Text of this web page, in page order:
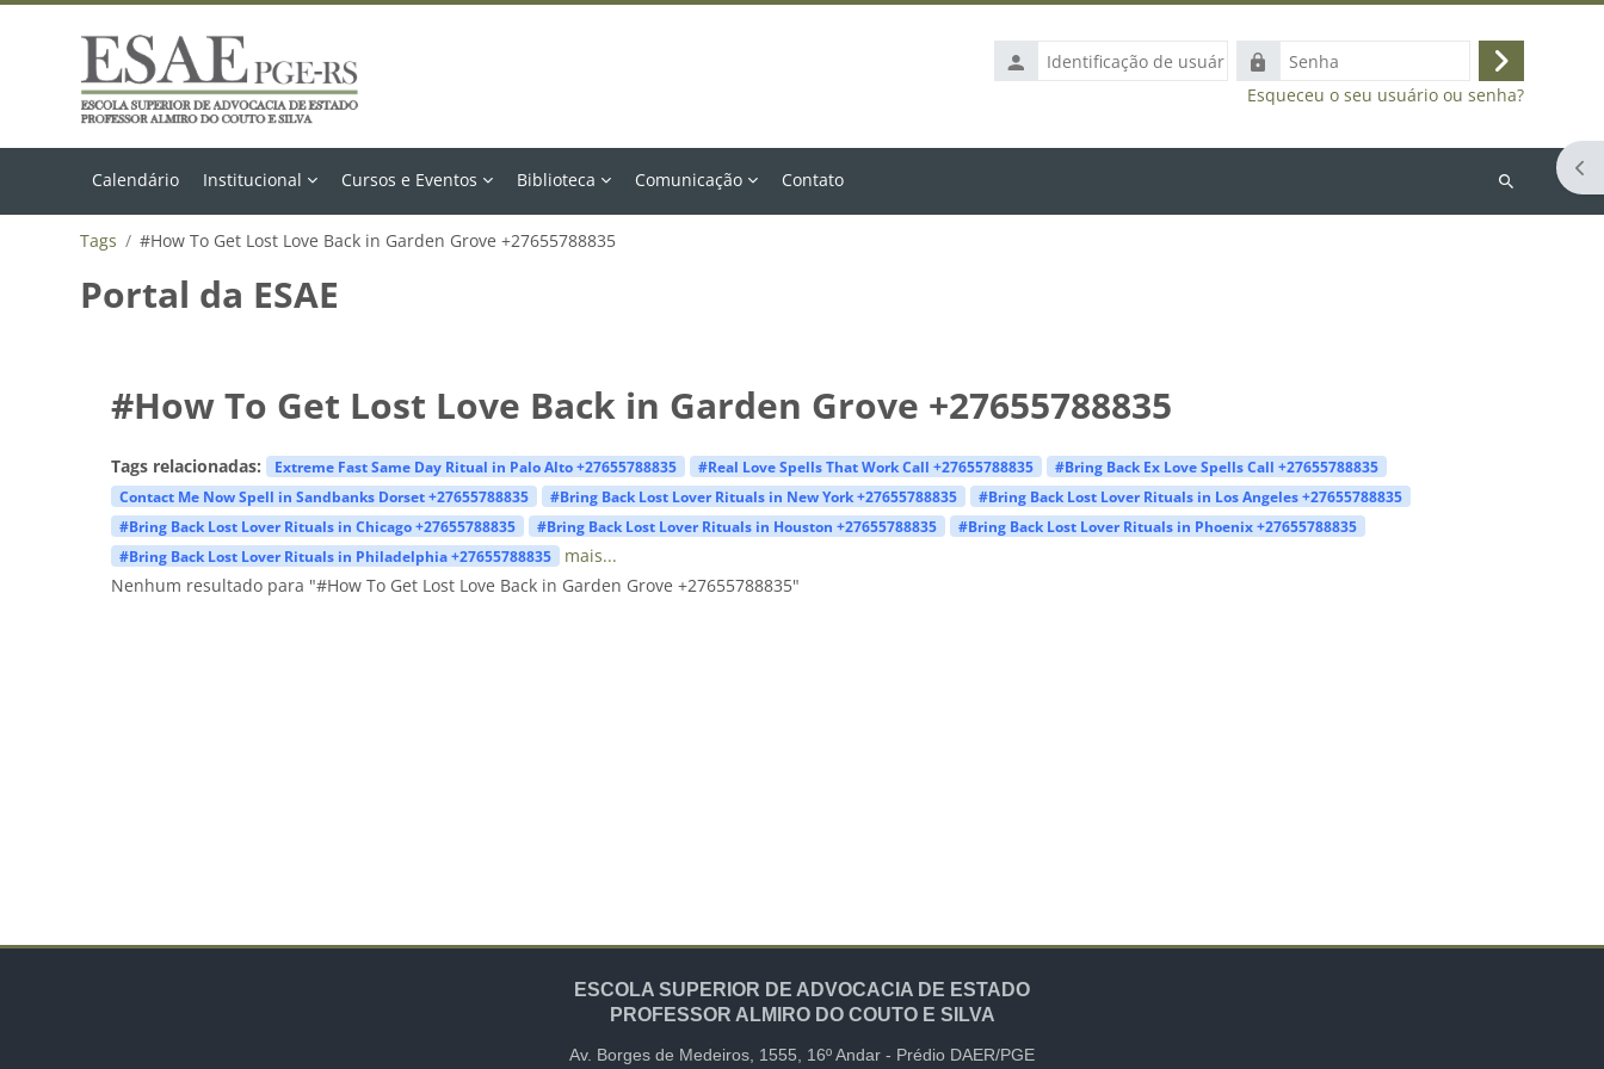
Identificação
de
Senha
Acessar
Esqueceu o seu usuário ou senha?
Calendário Institucional Cursos e Eventos Biblioteca Comunicação Contato
Buscar
Tags #How To Get Lost Love Back in Garden Grove +27655788835
Portal da ESAE
#How To Get Lost Love Back in Garden Grove +27655788835
Tags relacionadas: Extreme Fast Same Day Ritual in Palo Alto +27655788835 #Real Love Spells That Work Call +27655788835
#Bring Back Ex Love Spells Call +27655788835
Contact Me Now Spell in Sandbanks Dorset +27655788835
#Bring Back Lost Lover Rituals in New York +27655788835
#Bring Back Lost Lover Rituals in Los Angeles +27655788835
#Bring Back Lost Lover Rituals in Chicago +27655788835
#Bring Back Lost Lover Rituals in Houston +27655788835
#Bring Back Lost Lover Rituals in Phoenix +27655788835
#Bring Back Lost Lover Rituals in Philadelphia +27655788835
mais...
Nenhum resultado para "#How To Get Lost Love Back in Garden Grove +27655788835"
ESCOLA SUPERIOR DE ADVOCACIA DE ESTADO
PROFESSOR ALMIRO DO COUTO E SILVA
Av. Borges de Medeiros, 1555, 16º Andar - Prédio DAER/PGE